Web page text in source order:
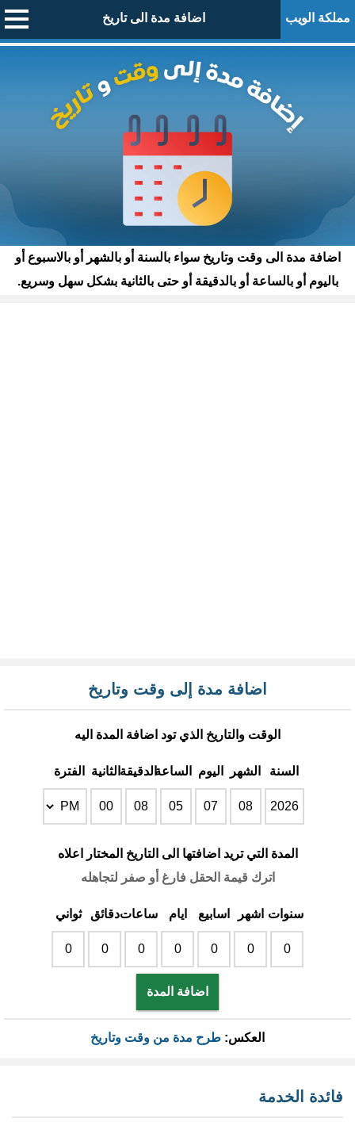
مملكة الويب اضافة مدة الى تاريخ
اضافة مدة الى وقت وتاريخ سواء بالسنة أو بالشهر أو بالاسبوع أو
باليوم أو بالساعة أو بالدقيقة أو حتى بالثانية بشكل سهل وسريع.
اضافة مدة إلى وقت وتاريخ
الوقت والتاريخ الذي تود اضافة المدة اليه
السنة الشهر اليوم الساعةالدقيقة الثانية الفترة
المدة التي تريد اضافتها الى التاريخ المختار اعلاه
اترك قيمة الحقل فارغ أو صفر لتجاهله
سنوات اشهر اسابيع ايام ساعاتدقائق ثواني
اضافة المدة
العكس: طرح مدة من وقت وتاريخ
فائدة الخدمة